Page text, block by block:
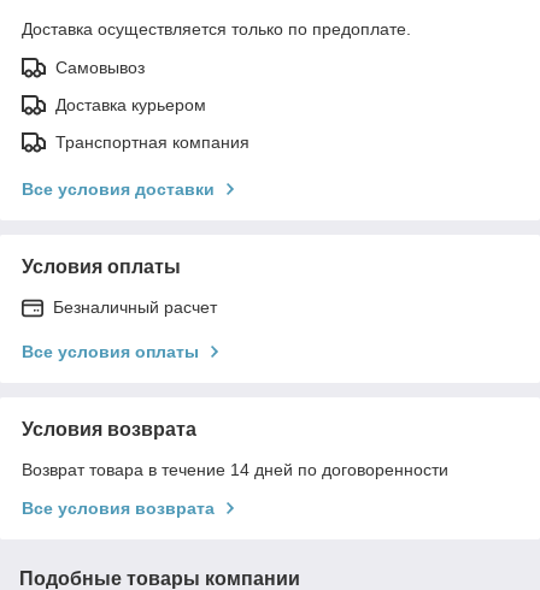
Доставка осуществляется только по предоплате.
Самовывоз
Доставка курьером
Транспортная компания
Все условия доставки
Условия оплаты
Безналичный расчет
Все условия оплаты
Условия возврата
Возврат товара в течение 14 дней по договоренности
Все условия возврата
Подобные товары компании